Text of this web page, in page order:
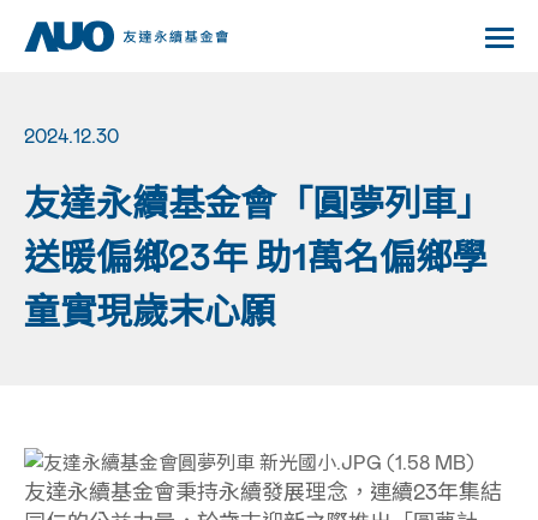
2024.12.30
友達永續基金會「圓夢列車」
送暖偏鄉23年 助1萬名偏鄉學
童實現歲末心願
友達永續基金會秉持永續發展理念，連續23年集結